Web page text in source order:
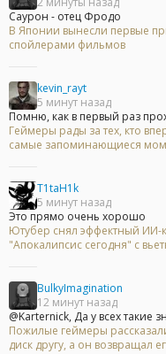
Саурон - отец Фродо
В Японии вынесли первые
спойлерами фильмов
kevin_rayt
5 минут назад
Помню, как в первый раз
Геймеры рады за тех, кто
самые запоминающиеся
T1taH1k
5 минут назад
Это прямо очень хорошо
Ютубер снял эффектный ИИ-
"Апокалипсис сегодня" с
BulkyImagination
12 минут назад
@Karternick, Да у всех такие
Пожилые геймеры
диск другу, а он возвращал